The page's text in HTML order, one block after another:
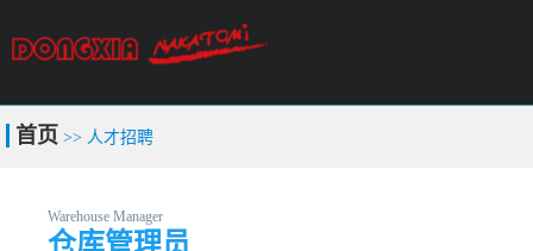
关于我们
冷气机租赁
首页 >> 人才招聘
Warehouse Manager
仓库管理员